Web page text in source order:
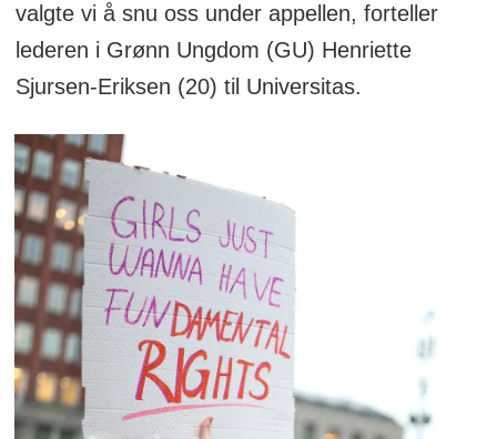
valgte vi å snu oss under appellen, forteller
lederen i Grønn Ungdom (GU) Henriette
Sjursen-Eriksen (20) til Universitas.